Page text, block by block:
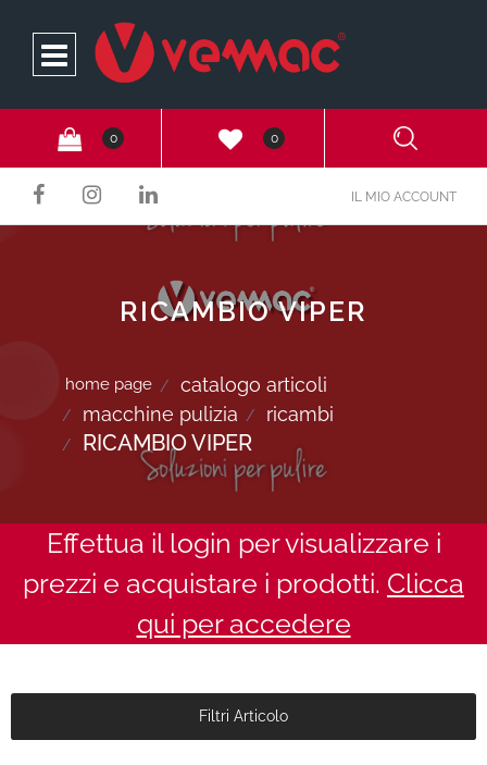
Open
0 0
IL MIO ACCOUNT
RICAMBIO VIPER
home page
catalogo articoli
macchine pulizia
ricambi
RICAMBIO VIPER
Effettua il login per visualizzare i
prezzi e acquistare i prodotti. Clicca
qui per accedere
Filtri Articolo